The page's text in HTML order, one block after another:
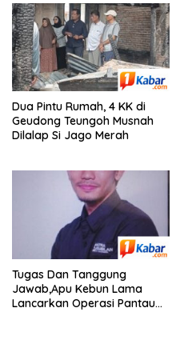
Dua Pintu Rumah, 4 KK di
Geudong Teungoh Musnah
Dilalap Si Jago Merah
Tugas Dan Tanggung
Jawab,Apu Kebun Lama
Lancarkan Operasi Pantau